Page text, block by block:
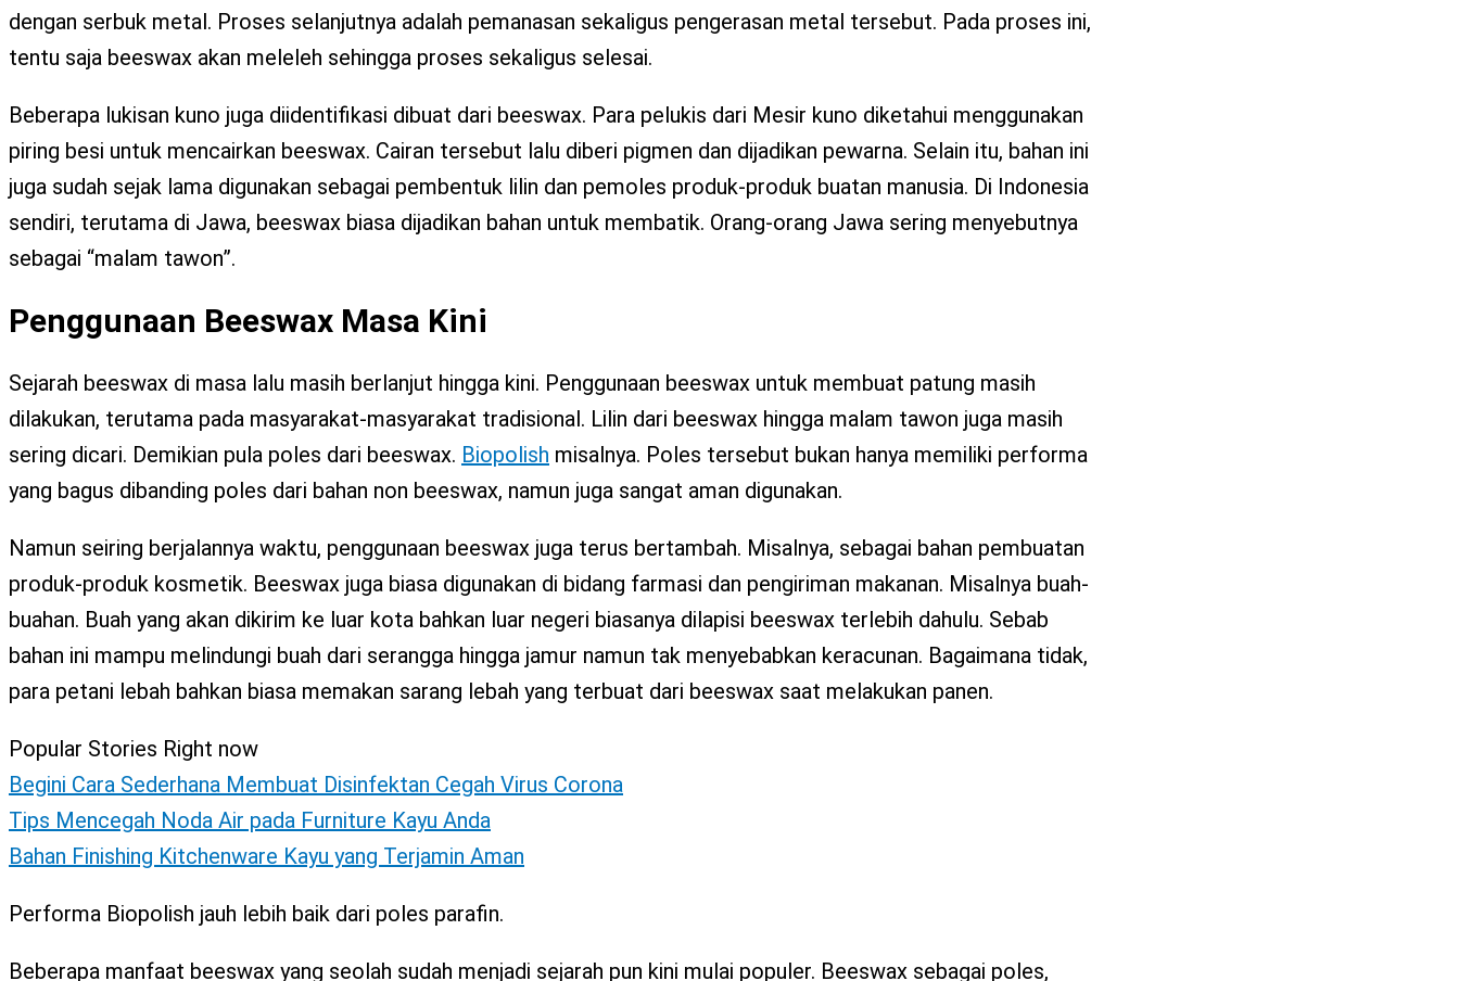
dengan serbuk metal. Proses selanjutnya adalah pemanasan sekaligus pengerasan metal tersebut. Pada proses ini,
tentu saja beeswax akan meleleh sehingga proses sekaligus selesai.
Beberapa lukisan kuno juga diidentifikasi dibuat dari beeswax. Para pelukis dari Mesir kuno diketahui menggunakan
piring besi untuk mencairkan beeswax. Cairan tersebut lalu diberi pigmen dan dijadikan pewarna. Selain itu, bahan ini
juga sudah sejak lama digunakan sebagai pembentuk lilin dan pemoles produk-produk buatan manusia. Di Indonesia
sendiri, terutama di Jawa, beeswax biasa dijadikan bahan untuk membatik. Orang-orang Jawa sering menyebutnya
sebagai “malam tawon”.
Penggunaan Beeswax Masa Kini
Sejarah beeswax di masa lalu masih berlanjut hingga kini. Penggunaan beeswax untuk membuat patung masih
dilakukan, terutama pada masyarakat-masyarakat tradisional. Lilin dari beeswax hingga malam tawon juga masih
sering dicari. Demikian pula poles dari beeswax. Biopolish misalnya. Poles tersebut bukan hanya memiliki performa
yang bagus dibanding poles dari bahan non beeswax, namun juga sangat aman digunakan.
Namun seiring berjalannya waktu, penggunaan beeswax juga terus bertambah. Misalnya, sebagai bahan pembuatan
produk-produk kosmetik. Beeswax juga biasa digunakan di bidang farmasi dan pengiriman makanan. Misalnya buah-
buahan. Buah yang akan dikirim ke luar kota bahkan luar negeri biasanya dilapisi beeswax terlebih dahulu. Sebab
bahan ini mampu melindungi buah dari serangga hingga jamur namun tak menyebabkan keracunan. Bagaimana tidak,
para petani lebah bahkan biasa memakan sarang lebah yang terbuat dari beeswax saat melakukan panen.
Popular Stories Right now
Begini Cara Sederhana Membuat Disinfektan Cegah Virus Corona
Tips Mencegah Noda Air pada Furniture Kayu Anda
Bahan Finishing Kitchenware Kayu yang Terjamin Aman
Performa Biopolish jauh lebih baik dari poles parafin.
Beberapa manfaat beeswax yang seolah sudah menjadi sejarah pun kini mulai populer. Beeswax sebagai poles,